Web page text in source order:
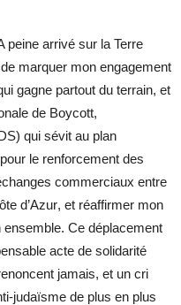
peine arrivé sur la Terre
marquer mon engagement
gagne partout du terrain, et
de Boycott,
qui sévit au plan
le renforcement des
commerciaux entre
d’Azur, et réaffirmer mon
Ce déplacement
acte de solidarité
jamais, et un cri
judaïsme de plus en plus